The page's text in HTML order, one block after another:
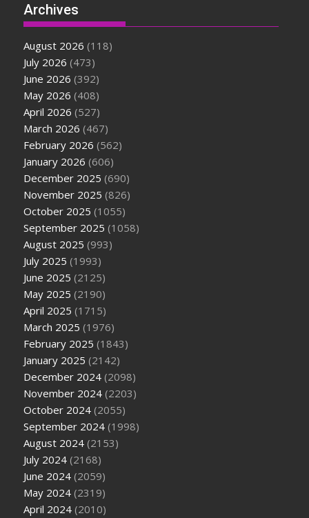
Archives
August 2026 (118)
July 2026 (473)
June 2026 (392)
May 2026 (408)
April 2026 (527)
March 2026 (467)
February 2026 (562)
January 2026 (606)
December 2025 (690)
November 2025 (826)
October 2025 (1055)
September 2025 (1058)
August 2025 (993)
July 2025 (1993)
June 2025 (2125)
May 2025 (2190)
April 2025 (1715)
March 2025 (1976)
February 2025 (1843)
January 2025 (2142)
December 2024 (2098)
November 2024 (2203)
October 2024 (2055)
September 2024 (1998)
August 2024 (2153)
July 2024 (2168)
June 2024 (2059)
May 2024 (2319)
April 2024 (2010)